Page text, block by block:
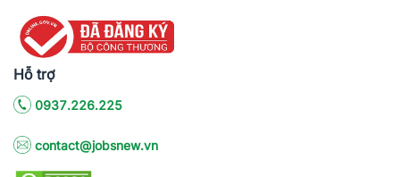
Hỗ trợ
0937.226.225
contact@jobsnew.vn